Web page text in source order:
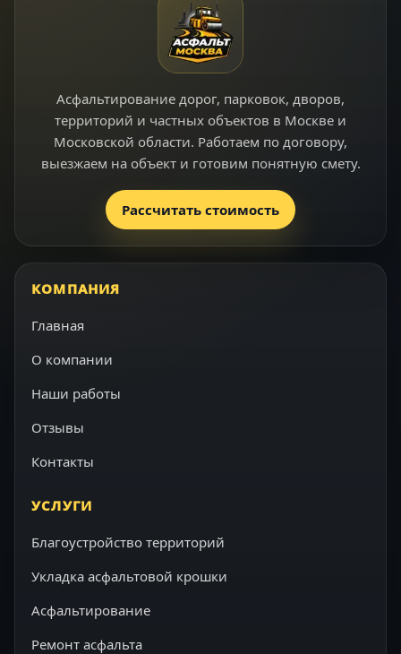
Асфальтирование дорог, парковок, дворов,
территорий и частных объектов в Москве и
Московской области. Работаем по договору,
выезжаем на объект и готовим понятную смету.
Рассчитать стоимость
КОМПАНИЯ
Главная
О компании
Наши работы
Отзывы
Контакты
УСЛУГИ
Благоустройство территорий
Укладка асфальтовой крошки
Асфальтирование
Ремонт асфальта